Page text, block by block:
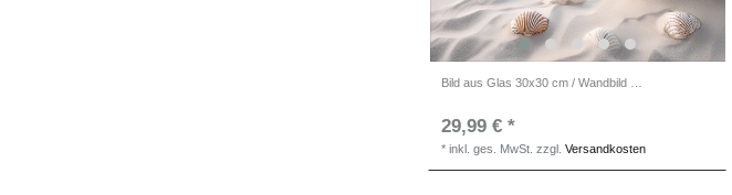
29,99 € *
*inkl. ges. MwSt. zzgl.Versandkosten